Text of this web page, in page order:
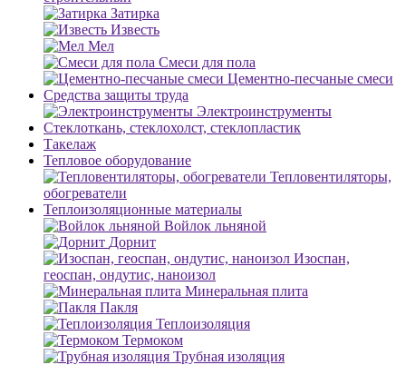
Затирка
Известь
Мел
Смеси для пола
Цементно-песчаные смеси
Средства защиты труда
Электроинструменты
Стеклоткань, стеклохолст, стеклопластик
Такелаж
Тепловое оборудование
Тепловентиляторы,
обогреватели
Теплоизоляционные материалы
Войлок льняной
Дорнит
Изоспан,
геоспан, ондутис, наноизол
Минеральная плита
Пакля
Теплоизоляция
Термоком
Трубная изоляция